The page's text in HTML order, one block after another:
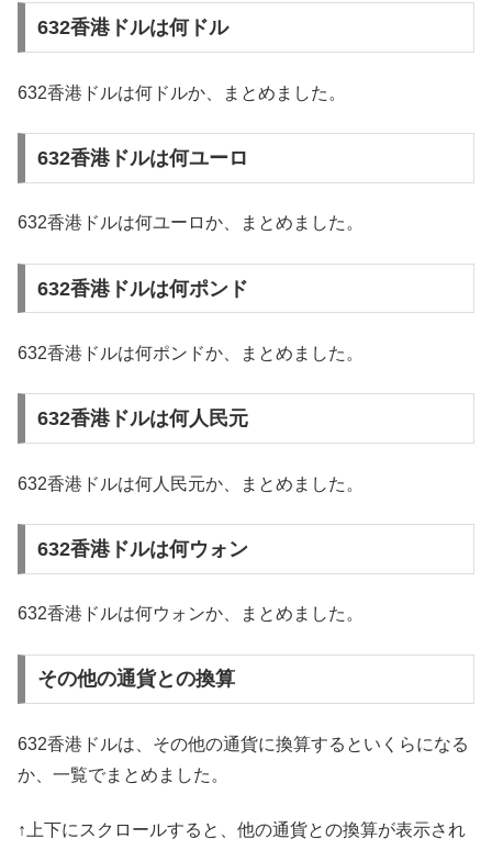
632香港ドルは何ドル
632香港ドルは何ドルか、まとめました。
632香港ドルは何ユーロ
632香港ドルは何ユーロか、まとめました。
632香港ドルは何ポンド
632香港ドルは何ポンドか、まとめました。
632香港ドルは何人民元
632香港ドルは何人民元か、まとめました。
632香港ドルは何ウォン
632香港ドルは何ウォンか、まとめました。
その他の通貨との換算
632香港ドルは、その他の通貨に換算するといくらになる
か、一覧でまとめました。
↑上下にスクロールすると、他の通貨との換算が表示され